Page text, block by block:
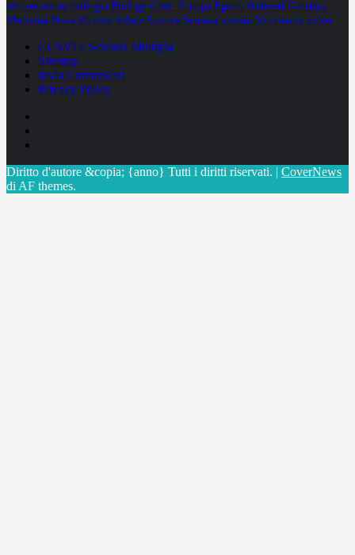
alimentazione biologia Biology Com. Stampa Epatiti featured Genetica
Medicina News Ricerca Salute Science Scienza vaccini Veterinaria video
CCSVI e Sclerosi Multipla
Sitemap
Invia Comunicati
Privacy Policy
Diritto d'autore &copia; {anno} Tutti i diritti riservati. | CoverNews
di AF themes.